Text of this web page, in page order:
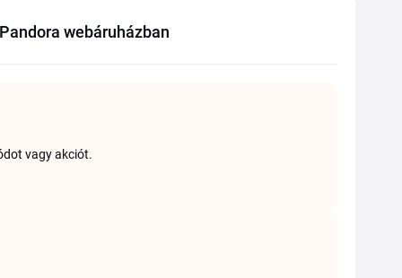
webáruházban
vagy akciót.